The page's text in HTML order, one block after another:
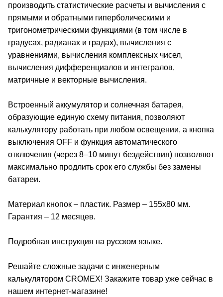
производить статистические расчеты и вычисления с
прямыми и обратными гиперболическими и
тригонометрическими функциями (в том числе в
градусах, радианах и градах), вычисления с
уравнениями, вычисления комплексных чисел,
вычисления дифференциалов и интегралов,
матричные и векторные вычисления.
Встроенный аккумулятор и солнечная батарея,
образующие единую схему питания, позволяют
калькулятору работать при любом освещении, а кнопка
выключения OFF и функция автоматического
отключения (через 8–10 минут бездействия) позволяют
максимально продлить срок его службы без замены
батареи.
Материал кнопок – пластик. Размер – 155х80 мм.
Гарантия – 12 месяцев.
Подробная инструкция на русском языке.
Решайте сложные задачи с инженерным
калькулятором CROMEX! Закажите товар уже сейчас в
нашем интернет-магазине!